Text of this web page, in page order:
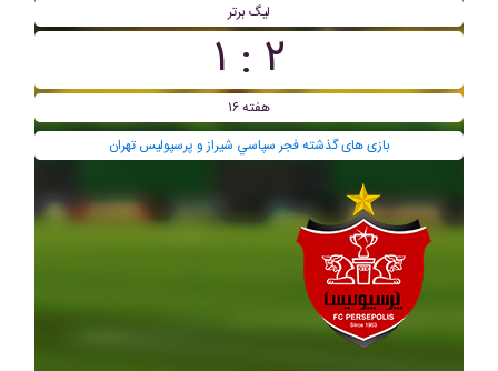
لیگ برتر
۲ : ۱
هفته ۱۶
بازی های گذشته فجر سپاسي شیراز و پرسپولیس تهران